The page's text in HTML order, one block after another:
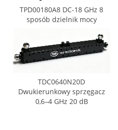
TPD00180A8 DC-18 GHz 8
sposób dzielnik mocy
TDC0640N20D
Dwukierunkowy sprzęgacz
0,6–4 GHz 20 dB